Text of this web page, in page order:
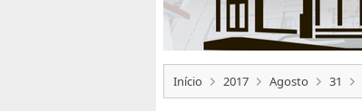
Início 2017 Agosto 31